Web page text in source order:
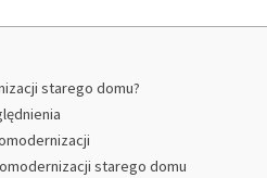
starego domu?
starego domu